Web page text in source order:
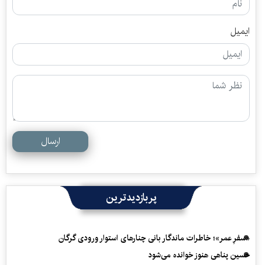
ایمیل
ارسال
پربازدیدترین
«سفرِ عمر»؛ خاطرات ماندگار بانی چنارهای استوار ورودی گرگان
حسین پناهی هنوز خوانده می‌شود